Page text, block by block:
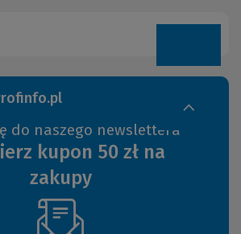
do naszego newslettera
kupon 50 zł na
zakupy
(Nowe